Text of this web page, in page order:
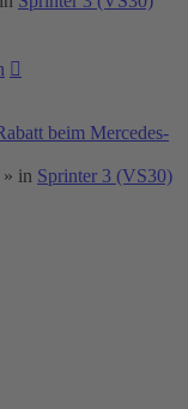
beim Mercedes-
» in Sprinter 3 (VS30)